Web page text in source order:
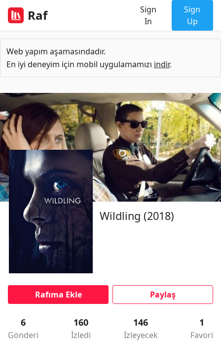
Raf
Sign
In
Sign
Up
Web yapım aşamasındadır.
En iyi deneyim için mobil uygulamamızı indir.
Wildling (2018)
Rafıma Ekle Paylaş
6
Gönderi
160
İzledi
146
İzleyecek
1
Favori